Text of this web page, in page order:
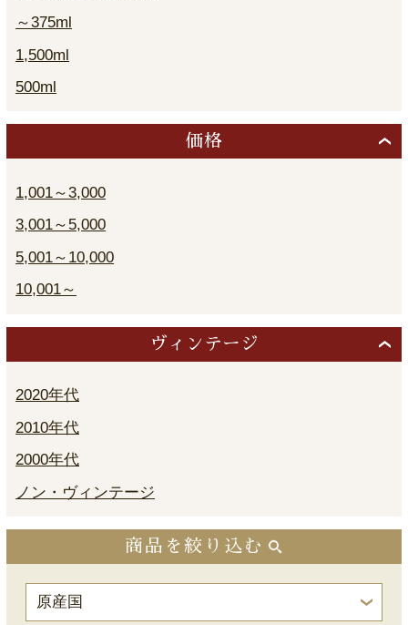
～375ml
1,500ml
500ml
価格
1,001～3,000
3,001～5,000
5,001～10,000
10,001～
ヴィンテージ
2020年代
2010年代
2000年代
ノン・ヴィンテージ
商品を絞り込む